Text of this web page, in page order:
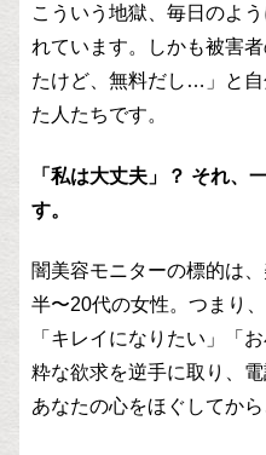
こういう地獄、毎日のよ
れています。しかも被害
たけど、無料だし…」と
た人たちです。
「私は大丈夫」？ それ、
す。
闇美容モニターの標的は
半〜20代の女性。つまり
「キレイになりたい」「
粋な欲求を逆手に取り、
あなたの心をほぐしてか